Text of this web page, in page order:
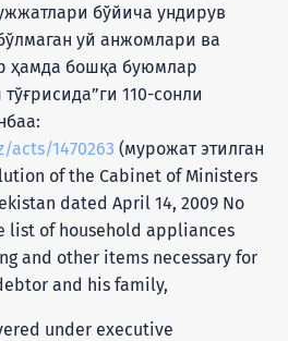
бўйича ундирув
уй анжомлари ва
ҳамда бошқа буюмлар
110-сонли
acts/1470263 (мурожат этилган
of the Cabinet of Ministers
dated April 14, 2009 No
list of household appliances
and other items necessary for
and his family,
under executive